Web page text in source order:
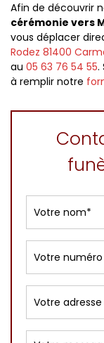
Afin de découvrir
cérémonie vers
vous déplacer
Rodez 81400
au 05 63 76 54 55.
à remplir notre